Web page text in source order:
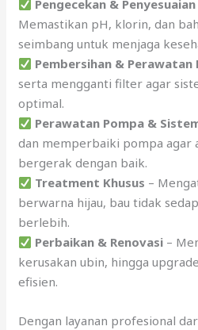
Pengecekan &
Memastikan pH, klorin, dan
seimbang untuk menjaga
Pembersihan & Perawatan
serta mengganti filter agar
optimal.
Perawatan Pompa &
dan memperbaiki pompa agar
bergerak dengan baik.
Treatment Khusus –
berwarna hijau, bau tidak
berlebih.
Perbaikan & Renovasi –
kerusakan ubin, hingga
efisien.
Dengan layanan profesional